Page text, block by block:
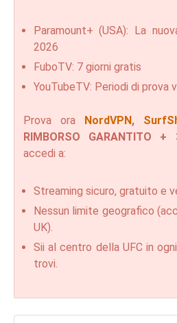
Paramount+ (USA): La
2026
FuboTV: 7 giorni gratis
YouTubeTV: Periodi di prova
Prova ora NordVPN,
RIMBORSO GARANTITO +
accedi a:
Streaming sicuro, gratuito e
Nessun limite geografico
UK).
Sii al centro della UFC in
trovi.